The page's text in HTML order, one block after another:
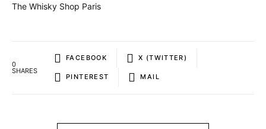
The Whisky Shop Paris
0
SHARES
FACEBOOK X (TWITTER)
PINTEREST MAIL